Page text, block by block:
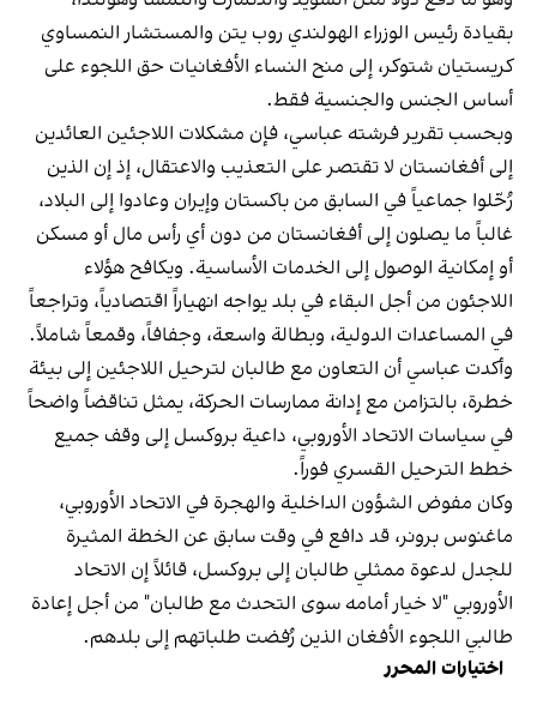
بقيادة رئيس الوزراء الهولندي روب يتن والمستشار النمساوي
كريستيان شتوكر، إلى منح النساء الأفغانيات حق اللجوء على
أساس الجنس والجنسية فقط.
وبحسب تقرير فرشته عباسي، فإن مشكلات اللاجئين العائدين
إلى أفغانستان لا تقتصر على التعذيب والاعتقال، إذ إن الذين
رُحّلوا جماعياً في السابق من باكستان وإيران وعادوا إلى البلاد،
غالباً ما يصلون إلى أفغانستان من دون أي رأس مال أو مسكن
أو إمكانية الوصول إلى الخدمات الأساسية. ويكافح هؤلاء
اللاجئون من أجل البقاء في بلد يواجه انهياراً اقتصادياً، وتراجعاً
في المساعدات الدولية، وبطالة واسعة، وجفافاً، وقمعاً شاملاً.
وأكدت عباسي أن التعاون مع طالبان لترحيل اللاجئين إلى بيئة
خطرة، بالتزامن مع إدانة ممارسات الحركة، يمثل تناقضاً واضحاً
في سياسات الاتحاد الأوروبي، داعية بروكسل إلى وقف جميع
خطط الترحيل القسري فوراً.
وكان مفوض الشؤون الداخلية والهجرة في الاتحاد الأوروبي،
ماغنوس برونر، قد دافع في وقت سابق عن الخطة المثيرة
للجدل لدعوة ممثلي طالبان إلى بروكسل، قائلاً إن الاتحاد
الأوروبي "لا خيار أمامه سوى التحدث مع طالبان" من أجل إعادة
طالبي اللجوء الأفغان الذين رُفضت طلباتهم إلى بلدهم.
اختيارات المحرر